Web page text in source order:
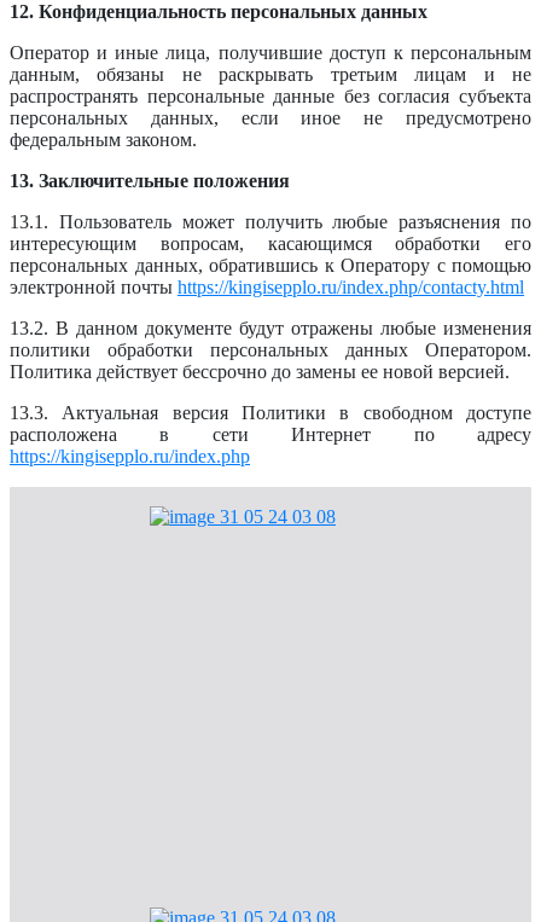
12. Конфиденциальность персональных данных
Оператор и иные лица, получившие доступ к персональным
данным, обязаны не раскрывать третьим лицам и не
распространять персональные данные без согласия субъекта
персональных данных, если иное не предусмотрено
федеральным законом.
13. Заключительные положения
13.1. Пользователь может получить любые разъяснения по
интересующим вопросам, касающимся обработки его
персональных данных, обратившись к Оператору с помощью
электронной почты https://kingisepplo.ru/index.php/contacty.html
13.2. В данном документе будут отражены любые изменения
политики обработки персональных данных Оператором.
Политика действует бессрочно до замены ее новой версией.
13.3. Актуальная версия Политики в свободном доступе
расположена в сети Интернет по адресу
https://kingisepplo.ru/index.php